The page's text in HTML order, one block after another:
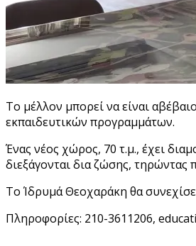
Το μέλλον μπορεί να είναι
εκπαιδευτικών προγραμμάτων.
Ένας νέος χώρος, 70 τ.μ., έχει
διεξάγονται δια ζώσης, τηρώντας
Το Ίδρυμά Θεοχαράκη θα
Πληροφορίες: 210-3611206,